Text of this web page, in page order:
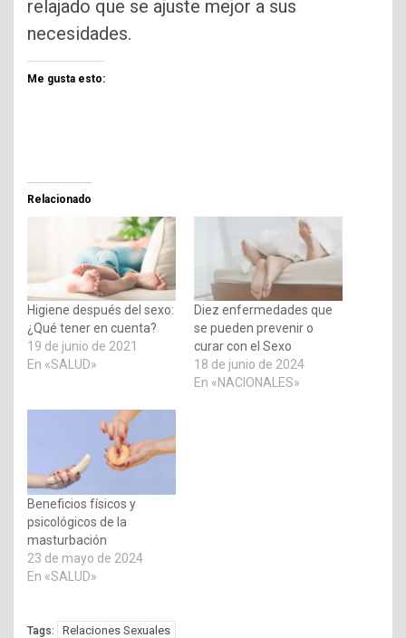
relajado que se ajuste mejor a sus
necesidades.
Me gusta esto:
Relacionado
Higiene después del sexo:
¿Qué tener en cuenta?
19 de junio de 2021
En «SALUD»
Diez enfermedades que
se pueden prevenir o
curar con el Sexo
18 de junio de 2024
En «NACIONALES»
Beneficios físicos y
psicológicos de la
masturbación
23 de mayo de 2024
En «SALUD»
Tags: Relaciones Sexuales